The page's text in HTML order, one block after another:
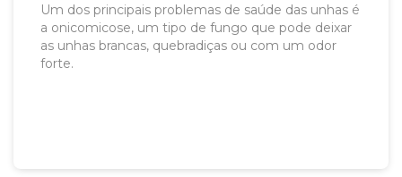
Um dos principais problemas de saúde das unhas é
a onicomicose, um tipo de fungo que pode deixar
as unhas brancas, quebradiças ou com um odor
forte.